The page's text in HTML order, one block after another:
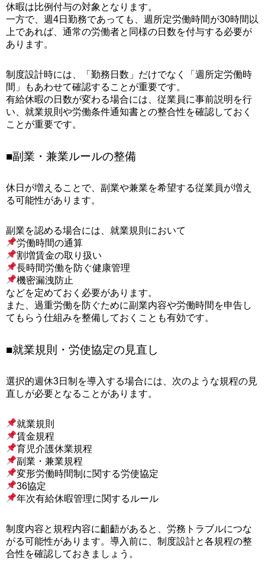
休暇は比例付与の対象となります。
一方で、週4日勤務であっても、週所定労働時間が30時間以
上であれば、通常の労働者と同様の日数を付与する必要が
あります。
制度設計時には、「勤務日数」だけでなく「週所定労働時
間」もあわせて確認することが重要です。
有給休暇の日数が変わる場合には、従業員に事前説明を行
い、就業規則や労働条件通知書との整合性を確認しておく
ことが重要です。
■副業・兼業ルールの整備
休日が増えることで、副業や兼業を希望する従業員が増え
る可能性があります。
副業を認める場合には、就業規則において
労働時間の通算
割増賃金の取り扱い
長時間労働を防ぐ健康管理
機密漏洩防止
などを定めておく必要があります。
また、過重労働を防ぐために副業内容や労働時間を申告し
てもらう仕組みを整備しておくことも有効です。
■就業規則・労使協定の見直し
選択的週休3日制を導入する場合には、次のような規程の見
直しが必要となることがあります。
就業規則
賃金規程
育児介護休業規程
副業・兼業規程
変形労働時間制に関する労使協定
36協定
年次有給休暇管理に関するルール
制度内容と規程内容に齟齬があると、労務トラブルにつな
がる可能性があります。導入前に、制度設計と各規程の整
合性を確認しておきましょう。